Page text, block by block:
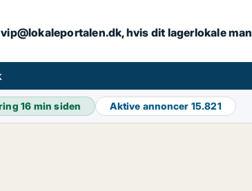
hvis dit lagerlokale
16 min siden Aktive annoncer 15.821